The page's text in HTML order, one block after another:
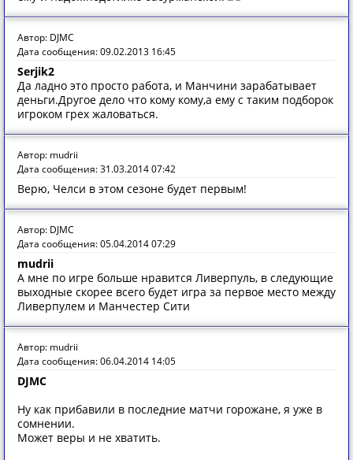
Автор: DJMC
Дата сообщения: 09.02.2013 16:45
Serjik2
Да ладно это просто работа, и Манчини зарабатывает
деньги.Другое дело что кому кому,а ему с таким подборок
игроком грех жаловаться.
Автор: mudrii
Дата сообщения: 31.03.2014 07:42
Верю, Челси в этом сезоне будет первым!
Автор: DJMC
Дата сообщения: 05.04.2014 07:29
mudrii
А мне по игре больше нравится Ливерпуль, в следующие
выходные скорее всего будет игра за первое место между
Ливерпулем и Манчестер Сити
Автор: mudrii
Дата сообщения: 06.04.2014 14:05
DJMC
Ну как прибавили в последние матчи горожане, я уже в
сомнении.
Может веры и не хватить.